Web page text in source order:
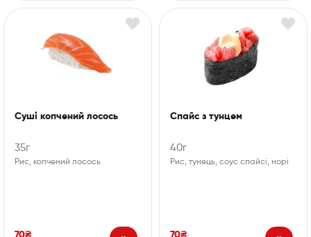
Суші копчений лосось
35г
Рис, копчений лосось
70₴
Спайс з тунцем
40г
Рис, тунець, соус спайсі, норі
70₴